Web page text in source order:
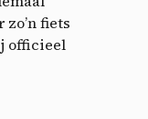
fiets
officieel